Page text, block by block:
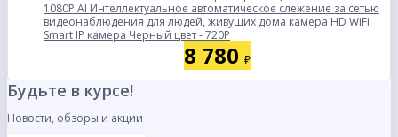
1080P AI Интеллектуальное автоматическое слежение за сетью
видеонаблюдения для людей, живущих дома камера HD WiFi
Smart IP камера Черный цвет - 720P
8 780 ₽
Будьте в курсе!
Новости, обзоры и акции